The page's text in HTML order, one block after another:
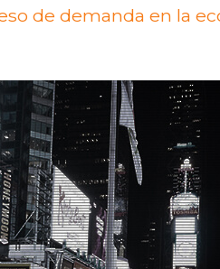
de demanda en la